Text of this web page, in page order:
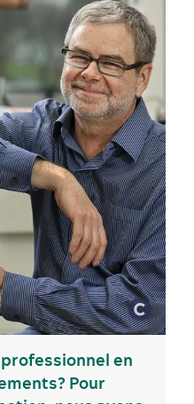
en
Pour